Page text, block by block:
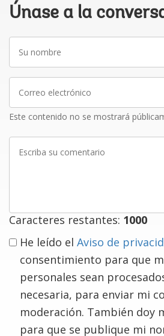
Únase a la
Su
nombre
Correo
electrónico
Este contenido no se mostrará
Escriba
Caracteres restantes: 1000
He leído el Aviso de
consentimiento para que
personales sean
necesaria, para enviar mi
moderación. También doy
para que se publique mi